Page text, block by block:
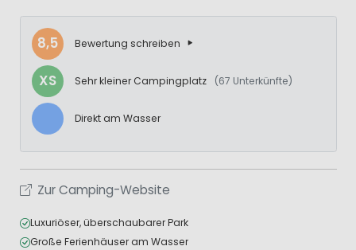
8,5 Bewertung schreiben
XS Sehr kleiner Campingplatz (67 Unterkünfte)
Direkt am Wasser
Zur Camping-Website
Luxuriöser, überschaubarer Park
Große Ferienhäuser am Wasser